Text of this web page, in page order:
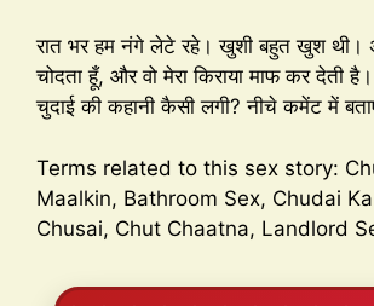
रात भर हम नंगे लेटे रहे। खुशी बहुत खुश थी।
चोदता हूँ, और वो मेरा किराया माफ कर देती
चुदाई की कहानी कैसी लगी? नीचे कमेंट में
Terms related to this sex story:
Maalkin, Bathroom Sex, Chudai
Chusai, Chut Chaatna, Landlord